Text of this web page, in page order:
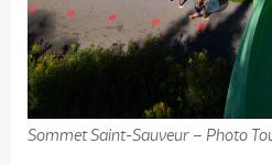
Sommet Saint-Sauveur – Photo